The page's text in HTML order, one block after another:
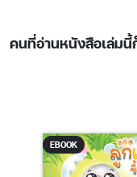
คนที่อ่านหนังสือเล่มนี้
EBOOK